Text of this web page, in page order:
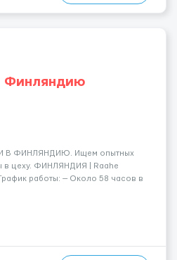
Финляндию
В ФИНЛЯНДИЮ. Ищем опытных
в цеху. ФИНЛЯНДИЯ | Raahe
работы: — Около 58 часов в
Как можно скорее....